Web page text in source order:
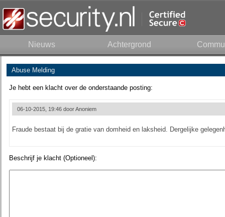
Nieuws Achtergrond
Abuse Melding
Je hebt een klacht over de onderstaande posting:
06-10-2015, 19:46 doorAnoniem
Fraude bestaat bij de gratie van domheid en laksheid. Dergelijke
Beschrijf je klacht (Optioneel):